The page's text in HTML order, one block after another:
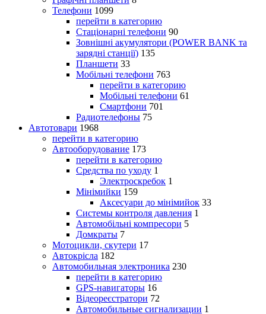
Телефони 1099
перейти в категорию
Стаціонарні телефони 90
Зовнішні акумулятори (POWER BANK та
зарядні станції) 135
Планшети 33
Мобільні телефони 763
перейти в категорию
Мобільні телефони 61
Смартфони 701
Радиотелефоны 75
Автотовари 1968
перейти в категорию
Автооборудование 173
перейти в категорию
Средства по уходу 1
Электроскребок 1
Мінімийки 159
Аксесуари до мінімийок 33
Системы контроля давления 1
Автомобільні компресори 5
Домкраты 7
Мотоцикли, скутери 17
Автокрісла 182
Автомобильная электроника 230
перейти в категорию
GPS-навигаторы 16
Відеореєстратори 72
Автомобильные сигнализации 1